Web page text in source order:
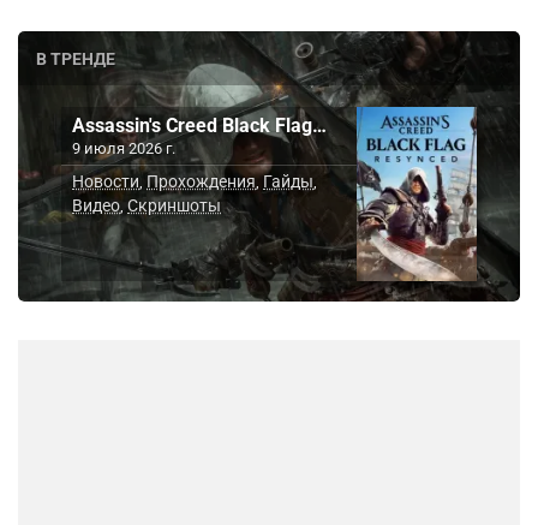
В ТРЕНДЕ
Assassin's Creed Black Flag…
9 июля 2026 г.
Новости Прохождения Гайды
Видео ,Скриншоты